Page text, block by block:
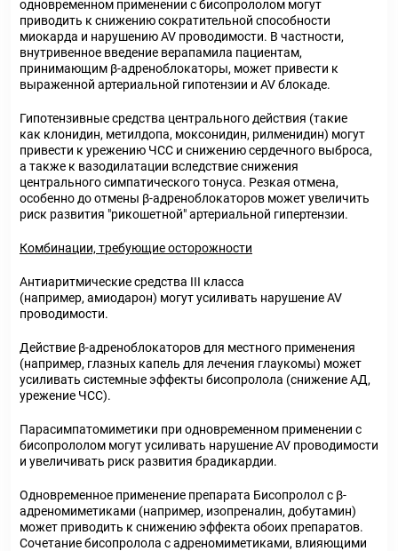
одновременном применении с бисопрололом могут
приводить к снижению сократительной способности
миокарда и нарушению AV проводимости. В частности,
внутривенное введение верапамила пациентам,
принимающим β-адреноблокаторы, может привести к
выраженной артериальной гипотензии и AV блокаде.
Гипотензивные средства центрального действия (такие
как клонидин, метилдопа, моксонидин, рилменидин) могут
привести к урежению ЧСС и снижению сердечного выброса,
а также к вазодилатации вследствие снижения
центрального симпатического тонуса. Резкая отмена,
особенно до отмены β-адреноблокаторов может увеличить
риск развития "рикошетной" артериальной гипертензии.
Комбинации, требующие осторожности
Антиаритмические средства III класса
(например, амиодарон) могут усиливать нарушение AV
проводимости.
Действие β-адреноблокаторов для местного применения
(например, глазных капель для лечения глаукомы) может
усиливать системные эффекты бисопролола (снижение АД,
урежение ЧСС).
Парасимпатомиметики при одновременном применении с
бисопрололом могут усиливать нарушение AV проводимости
и увеличивать риск развития брадикардии.
Одновременное применение препарата Бисопролол с β-
адреномиметиками (например, изопреналин, добутамин)
может приводить к снижению эффекта обоих препаратов.
Сочетание бисопролола с адреномиметиками, влияющими